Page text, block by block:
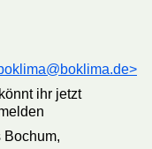
ihr jetzt
Bochum,